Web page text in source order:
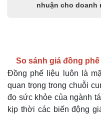
nhuận cho doanh
So sánh giá đồng
Đồng phế liệu luôn là
quan trọng trong chuỗi
đo sức khỏe của ngành
kịp thời các biến động